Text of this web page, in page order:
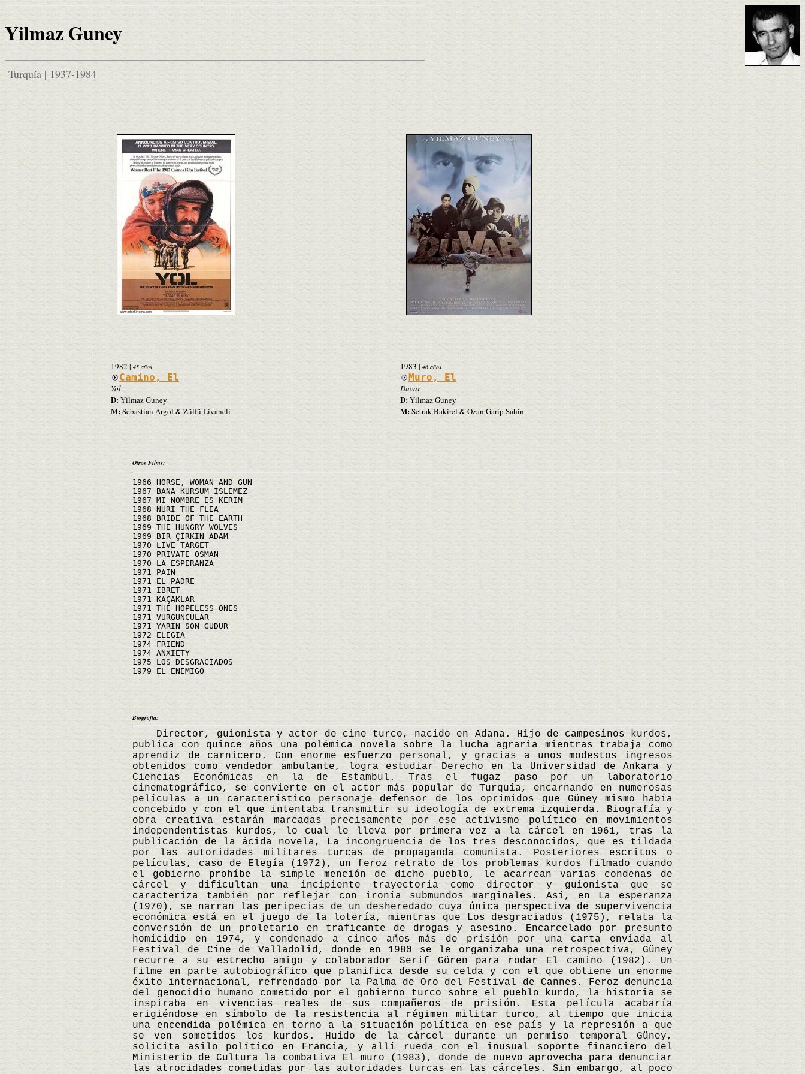
Yilmaz Guney
Turquía | 1937-1984
1982 | 45 años
Camino, El
Yol
D:Yilmaz Guney
M:Sebastian Argol & Zülfü Livaneli
1983| 46 años
Muro, El
Duvar
D:Yilmaz Guney
M: Setrak Bakirel & Ozan Garip Sahin
Otros Films:
1966 HORSE, WOMAN AND GUN
1967 BANA KURSUM ISLEMEZ
1967 MI NOMBRE ES KERIM
1968 NURI THE FLEA
1968 BRIDE OF THE EARTH
1969 THE HUNGRY WOLVES
1969 BIR ÇIRKIN ADAM
1970 LIVE TARGET
1970 PRIVATE OSMAN
1970 LA ESPERANZA
1971 PAIN
1971 EL PADRE
1971 IBRET
1971 KAÇAKLAR
1971 THE HOPELESS ONES
1971 VURGUNCULAR
1971 YARIN SON GUDUR
1972 ELEGIA
1974 FRIEND
1974 ANXIETY
1975 LOS DESGRACIADOS
1979 EL ENEMIGO
Biografía:
Director, guionista y actor de cine turco, nacido en Adana. Hijo de campesinos kurdos,
publica con quince años una polémica novela sobre la lucha agraria mientras trabaja como
aprendiz de carnicero. Con enorme esfuerzo personal, y gracias a unos modestos ingresos
obtenidos como vendedor ambulante, logra estudiar Derecho en la Universidad de Ankara y
Ciencias Económicas en la de Estambul. Tras el fugaz paso por un laboratorio
cinematográfico, se convierte en el actor más popular de Turquía, encarnando en numerosas
películas a un característico personaje defensor de los oprimidos que Güney mismo había
concebido y con el que intentaba transmitir su ideología de extrema izquierda. Biografía y
obra creativa estarán marcadas precisamente por ese activismo político en movimientos
independentistas kurdos, lo cual le lleva por primera vez a la cárcel en 1961, tras la
publicación de la ácida novela, La incongruencia de los tres desconocidos, que es tildada
por las autoridades militares turcas de propaganda comunista. Posteriores escritos o
películas, caso de Elegía (1972), un feroz retrato de los problemas kurdos filmado cuando
el gobierno prohíbe la simple mención de dicho pueblo, le acarrean varias condenas de
cárcel y dificultan una incipiente trayectoria como director y guionista que se
caracteriza también por reflejar con ironía submundos marginales. Así, en La esperanza
(1970), se narran las peripecias de un desheredado cuya única perspectiva de supervivencia
económica está en el juego de la lotería, mientras que Los desgraciados (1975), relata la
conversión de un proletario en traficante de drogas y asesino. Encarcelado por presunto
homicidio en 1974, y condenado a cinco años más de prisión por una carta enviada al
Festival de Cine de Valladolid, donde en 1980 se le organizaba una retrospectiva, Güney
recurre a su estrecho amigo y colaborador Serif Gören para rodar El camino (1982). Un
filme en parte autobiográfico que planifica desde su celda y con el que obtiene un enorme
éxito internacional, refrendado por la Palma de Oro del Festival de Cannes. Feroz denuncia
del genocidio humano cometido por el gobierno turco sobre el pueblo kurdo, la historia se
inspiraba en vivencias reales de sus compañeros de prisión. Esta película acabaría
erigiéndose en símbolo de la resistencia al régimen militar turco, al tiempo que inicia
una encendida polémica en torno a la situación política en ese país y la represión a que
se ven sometidos los kurdos. Huido de la cárcel durante un permiso temporal Güney,
solicita asilo político en Francia, y allí rueda con el inusual soporte financiero del
Ministerio de Cultura la combativa El muro (1983), donde de nuevo aprovecha para denunciar
las atrocidades cometidas por las autoridades turcas en las cárceles. Sin embargo, al poco